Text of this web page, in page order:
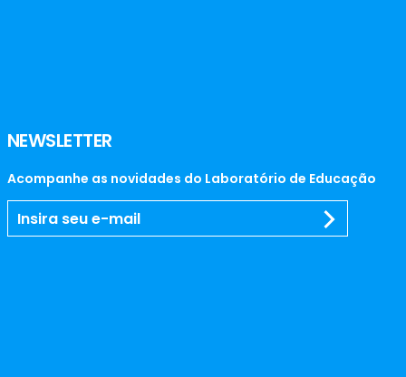
NEWSLETTER
Acompanhe as novidades do Laboratório de Educação